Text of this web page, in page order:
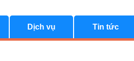
Dịch vụ Tin tức